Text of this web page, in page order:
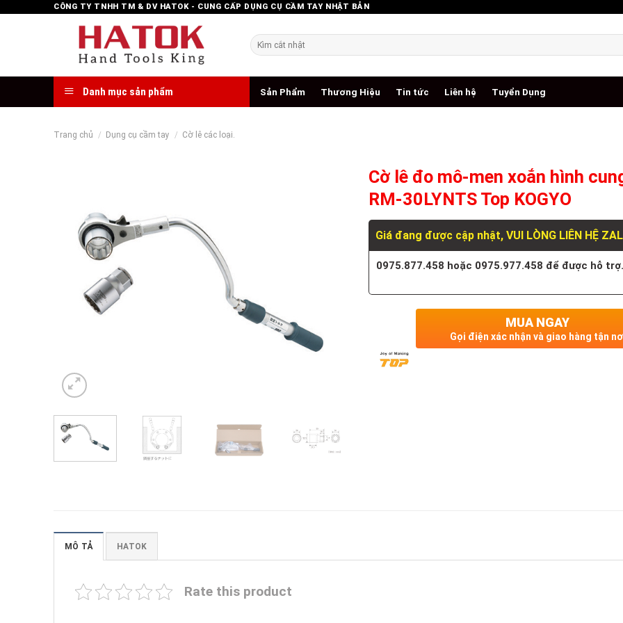
CÔNG TY TNHH TM & DV HATOK - CUNG CẤP DỤNG CỤ CẦM TAY NHẬT BẢN
Tìm
kiếm:
Danh mục sản phẩm Sản Phẩm Thương Hiệu Tin tức Liên hệ Tuyển Dụng
Trang chủ / Dụng cụ cầm tay / Cờ lê các loại.
Cờ lê đo mô-men xoắn hình
RM-30LYNTS Top KOGYO
Giá đang được cập nhật, VUI LÒNG LIÊN HỆ
0975.877.458 hoặc 0975.977.458 để được hỗ
MUA NGAY
Gọi điện xác nhận và giao hàng tận
MÔ TẢ HATOK
Rate this product